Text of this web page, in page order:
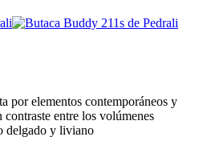
por elementos contemporáneos y
contraste entre los volúmenes
delgado y liviano